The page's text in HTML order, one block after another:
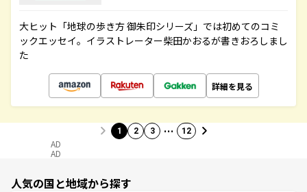
大ヒット「地球の歩き方 御朱印シリーズ」では初めてのコミ
ックエッセイ。イラストレーター柴田かおるが書きおろしまし
た
詳細を見る
1 2 3 … 12
AD
AD
人気の国と地域から探す